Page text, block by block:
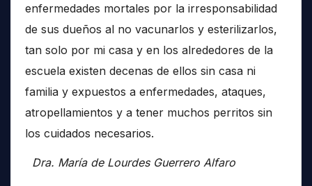
enfermedades mortales por la irresponsabilidad
de sus dueños al no vacunarlos y esterilizarlos,
tan solo por mi casa y en los alrededores de la
escuela existen decenas de ellos sin casa ni
familia y expuestos a enfermedades, ataques,
atropellamientos y a tener muchos perritos sin
los cuidados necesarios.
Dra. María de Lourdes Guerrero Alfaro